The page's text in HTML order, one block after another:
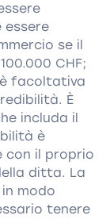
essere
se il
CHF;
facoltativa
È
includa il
è
con il proprio
ditta. La
modo
tenere